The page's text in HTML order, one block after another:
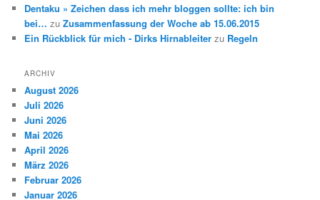
Dentaku » Zeichen dass ich mehr bloggen sollte: ich bin
bei… zuZusammenfassung der Woche ab 15.06.2015
Ein Rückblick für mich - Dirks Hirnableiter zu Regeln
ARCHIV
August 2026
Juli 2026
Juni 2026
Mai 2026
April 2026
März 2026
Februar 2026
Januar 2026